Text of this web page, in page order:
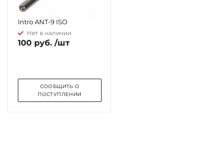
Антенный переходник
Intro ANT-9 ISO
Нет в наличии
100 руб. /шт
СООБЩИТЬ О
ПОСТУПЛЕНИИ